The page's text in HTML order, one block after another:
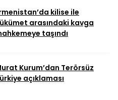
kilise ile
arasındaki kavga
taşındı
Kurum’dan Terörsüz
açıklaması